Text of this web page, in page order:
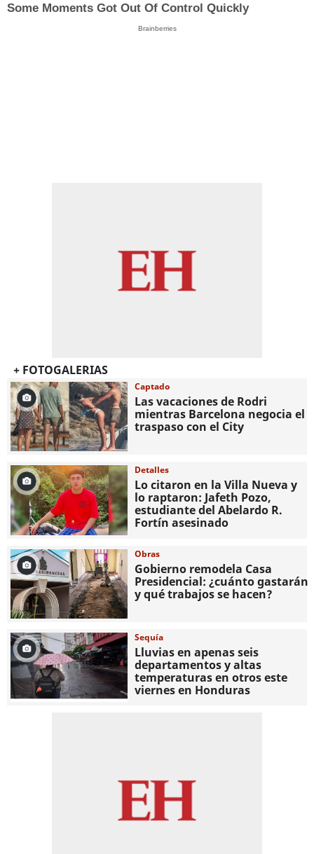
Some Moments Got Out Of Control Quickly
Brainberries
+ FOTOGALERIAS
Captado
Las vacaciones de Rodri
mientras Barcelona negocia el
traspaso con el City
Detalles
Lo citaron en la Villa Nueva y
lo raptaron: Jafeth Pozo,
estudiante del Abelardo R.
Fortín asesinado
Obras
Gobierno remodela Casa
Presidencial: ¿cuánto gastarán
y qué trabajos se hacen?
Sequía
Lluvias en apenas seis
departamentos y altas
temperaturas en otros este
viernes en Honduras